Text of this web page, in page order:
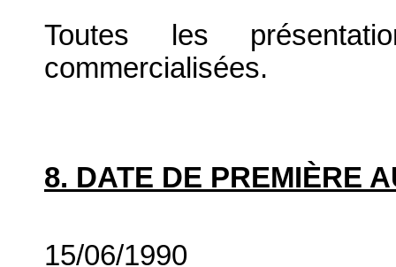
Toutes les
commercialisées.
8. DATE DE PREMIÈRE
15/06/1990